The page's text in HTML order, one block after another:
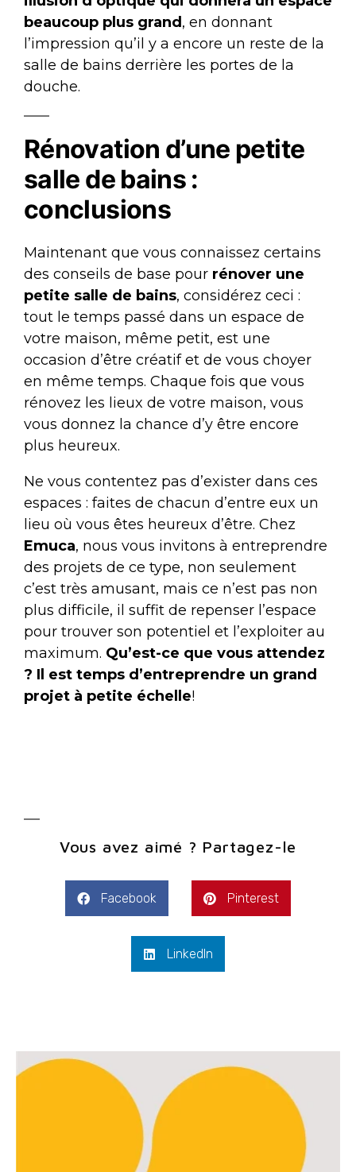
beaucoup plus grand , en donnant
l’impression qu’il y a encore un reste de la
salle de bains derrière les portes de la
douche.
Rénovation d’une petite
salle de bains :
conclusions
Maintenant que vous connaissez certains
des conseils de base pour rénover une
petite salle de bains, considérez ceci :
tout le temps passé dans un espace de
votre maison, même petit, est une
occasion d’être créatif et de vous choyer
en même temps. Chaque fois que vous
rénovez les lieux de votre maison, vous
vous donnez la chance d’y être encore
plus heureux.
Ne vous contentez pas d’exister dans ces
espaces : faites de chacun d’entre eux un
lieu où vous êtes heureux d’être. Chez
Emuca, nous vous invitons à entreprendre
des projets de ce type, non seulement
c’est très amusant, mais ce n’est pas non
plus difficile, il suffit de repenser l’espace
pour trouver son potentiel et l’exploiter au
maximum. Qu’est-ce que vous attendez
? Il est temps d’entreprendre un grand
projet à petite échelle!
Vous avez aimé ? Partagez-le
Facebook Pinterest
LinkedIn